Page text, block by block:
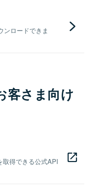
ンロードできま
客さま向け
取得できる公式API